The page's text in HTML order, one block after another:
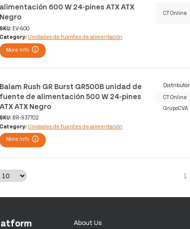
alimentación 600 W 24-pines ATX ATX
Negro
SKU: EV-600
Category: Unidades de fuentes de alimentación
More Info
CT Online
Balam Rush GR Burst GR500B unidad de
fuente de alimentación 500 W 24-pines
ATX ATX Negro
SKU: BR-937702
Category: Unidades de fuentes de alimentación
More Info
Distributor
CT Online
GrupoCVA
1
About Us